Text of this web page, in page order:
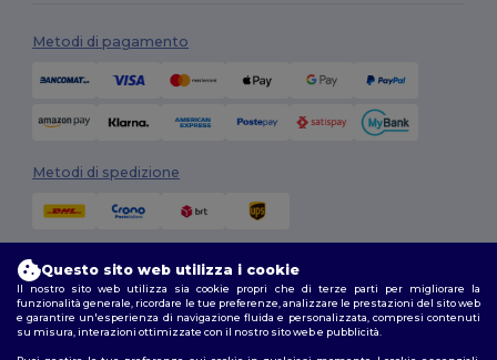
Metodi di pagamento
Metodi di spedizione
Seguici
Questo sito web utilizza i cookie
Il nostro sito web utilizza sia cookie propri che di terze parti per migliorare la
funzionalità generale, ricordare le tue preferenze, analizzare le prestazioni del sito web
e garantire un'esperienza di navigazione fluida e personalizzata, compresi contenuti
su misura, interazioni ottimizzate con il nostro sito web e pubblicità.